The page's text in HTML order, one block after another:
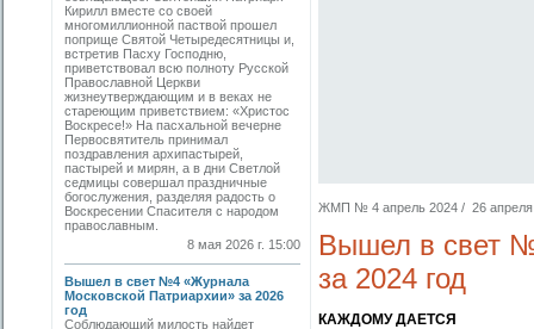
Кирилл вместе со своей
многомиллионной паствой прошел
поприще Святой Четыредесятницы и,
встретив Пасху Господню,
приветствовал всю полноту Русской
Православной Церкви
жизнеутверждающим и в веках не
стареющим приветствием: «Христос
Воскресе!» На пасхальной вечерне
Первосвятитель принимал
поздравления архипастырей,
пастырей и мирян, а в дни Светлой
седмицы совершал праздничные
богослужения, разделяя радость о
Воскресении Спасителя с народом
православным.
8 мая 2026 г. 15:00
Вышел в свет №4 «Журнала
Московской Патриархии» за 2026
год
Соблюдающий милость найдет
ЖМП № 4 апрель 2024 / 26 апреля
Вышел в свет
за 2024 год
КАЖДОМУ ДАЕТСЯ